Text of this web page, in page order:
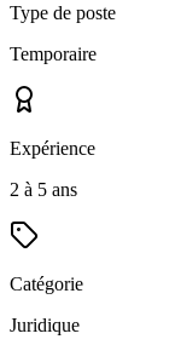
Type de poste
Temporaire
Expérience
2 à 5 ans
Catégorie
Juridique